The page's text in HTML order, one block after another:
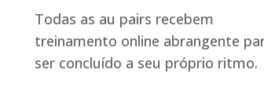
Todas as au pairs recebem
treinamento online abrangente
ser concluído a seu próprio ritmo.